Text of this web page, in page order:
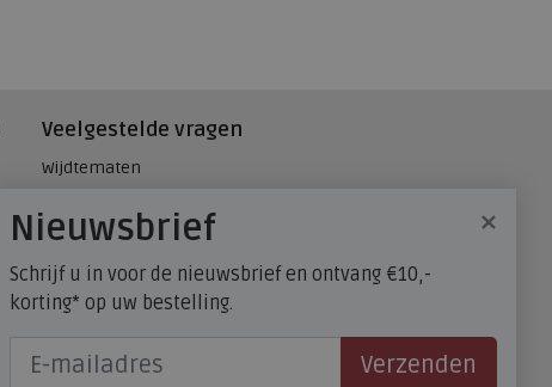
Veelgestelde vragen
Wijdtematen
Maatadvies, wat is mijn
schoenmaat?
FitFlop - maatadvies
×
Nieuwsbrief
Schrijf u in voor de nieuwsbrief en ontvang €10,-
korting* op uw bestelling.
Verzenden